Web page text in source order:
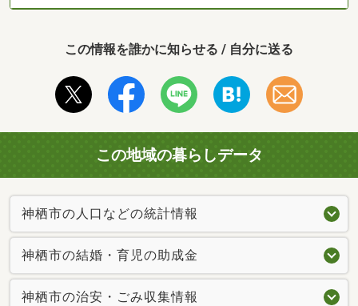
この情報を誰かに知らせる / 自分に送る
この地域の暮らしデータ
神栖市の人口などの統計情報
神栖市の結婚・育児の助成金
神栖市の治安・ごみ収集情報